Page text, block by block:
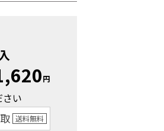
円
い
送料無料